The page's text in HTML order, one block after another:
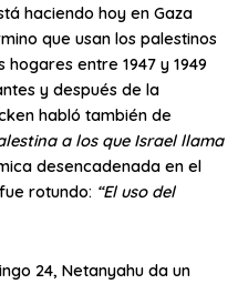
haciendo hoy en Gaza
que usan los palestinos
entre 1947 y 1949
y después de la
habló también de
a los que Israel llama
desencadenada en el
rotundo: “El uso del
24, Netanyahu da un